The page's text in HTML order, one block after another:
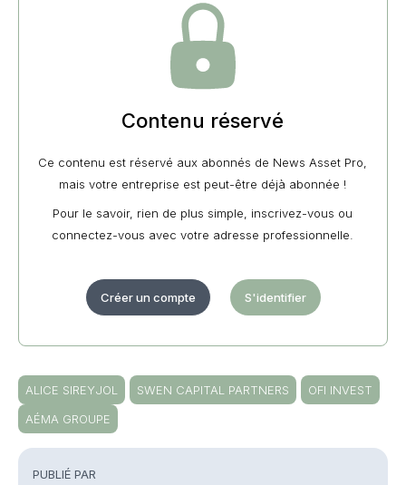
PUBLIÉ PAR
Contenu réservé
Ce contenu est réservé aux abonnés de News Asset Pro,
mais votre entreprise est peut-être déjà abonnée !
Pour le savoir, rien de plus simple, inscrivez-vous ou
connectez-vous avec votre adresse professionnelle.
Créer un compte S'identifier
ALICE SIREYJOL SWEN CAPITAL PARTNERS
OFI INVEST
AÉMA GROUPE